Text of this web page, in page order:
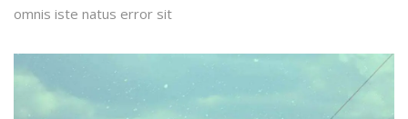
omnis iste natus error sit